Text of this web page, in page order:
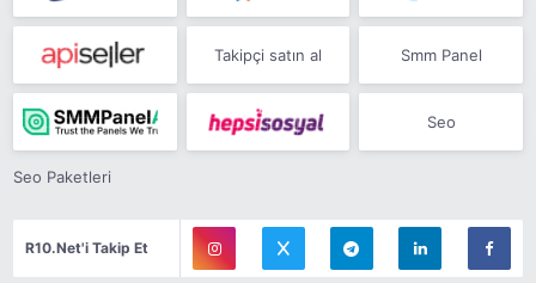
Takipçi satın al Smm Panel
Seo
Seo Paketleri
R10.Net'i Takip Et